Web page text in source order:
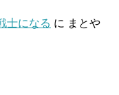
士になる に まとや